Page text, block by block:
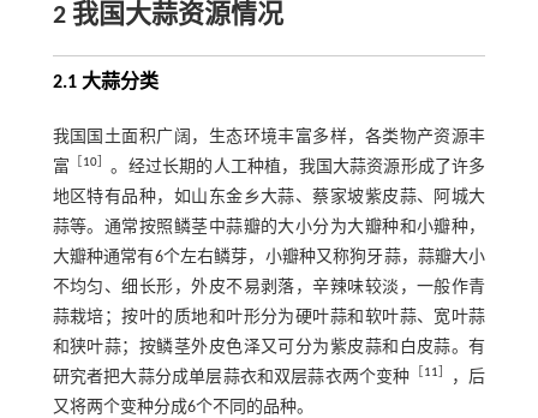
2 我国大蒜资源情况
2.1 大蒜分类
我国国土面积广阔，生态环境丰富多样，各类物产资源丰
富
10
。经过长期的人工种植，我国大蒜资源形成了许多
地区特有品种，如山东金乡大蒜、蔡家坡紫皮蒜、阿城大
蒜等。通常按照鳞茎中蒜瓣的大小分为大瓣种和小瓣种，
大瓣种通常有6个左右鳞芽，小瓣种又称狗牙蒜，蒜瓣大小
不均匀、细长形，外皮不易剥落，辛辣味较淡，一般作青
蒜栽培；按叶的质地和叶形分为硬叶蒜和软叶蒜、宽叶蒜
和狭叶蒜；按鳞茎外皮色泽又可分为紫皮蒜和白皮蒜。有
研究者把大蒜分成单层蒜衣和双层蒜衣两个变种
11
，后
又将两个变种分成6个不同的品种。